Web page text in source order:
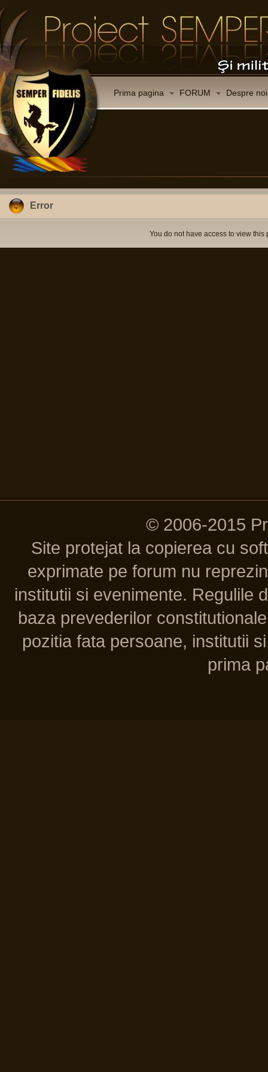
Prima pagina FORUM Despre noi
Error
You do not have access to view this
© 2006-2015
Site protejat la copierea cu
exprimate pe forum nu
institutii si evenimente. Regulile
baza prevederilor
pozitia fata persoane, institutii
prima